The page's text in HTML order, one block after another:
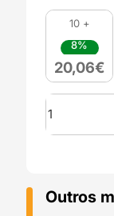
10 +
8%
20,06€
Quantidade
de
PLA
Blanco
Nata
Outros